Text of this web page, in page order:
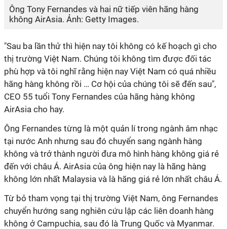
Ông Tony Fernandes và hai nữ tiếp viên hãng hàng
không AirAsia. Ảnh: Getty Images.
"Sau ba lần thử thì hiện nay tôi không có kế hoạch gì cho
thị trường Việt Nam. Chúng tôi không tìm được đối tác
phù hợp và tôi nghĩ rằng hiện nay Việt Nam có quá nhiều
hãng hàng không rồi … Cơ hội của chúng tôi sẽ đến sau",
CEO 55 tuổi Tony Fernandes của hãng hàng không
AirAsia cho hay.
Ông Fernandes từng là một quản lí trong ngành âm nhạc
tại nước Anh nhưng sau đó chuyển sang ngành hàng
không và trở thành người đưa mô hình hàng không giá rẻ
đến với châu Á. AirAsia của ông hiện nay là hãng hàng
không lớn nhất Malaysia và là hãng giá rẻ lớn nhất châu Á.
Từ bỏ tham vọng tại thị trường Việt Nam, ông Fernandes
chuyển hướng sang nghiên cứu lập các liên doanh hàng
không ở Campuchia, sau đó là Trung Quốc và Myanmar.